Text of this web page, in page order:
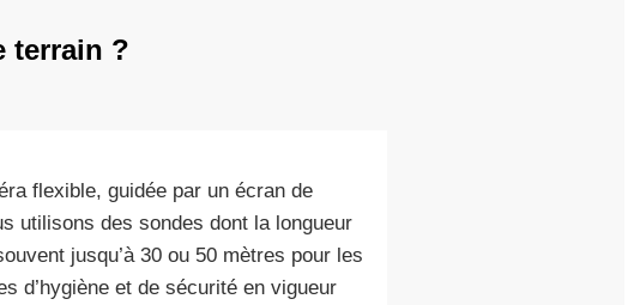
terrain ?
flexible, guidée par un écran de
utilisons des sondes dont la longueur
jusqu’à 30 ou 50 mètres pour les
d’hygiène et de sécurité en vigueur